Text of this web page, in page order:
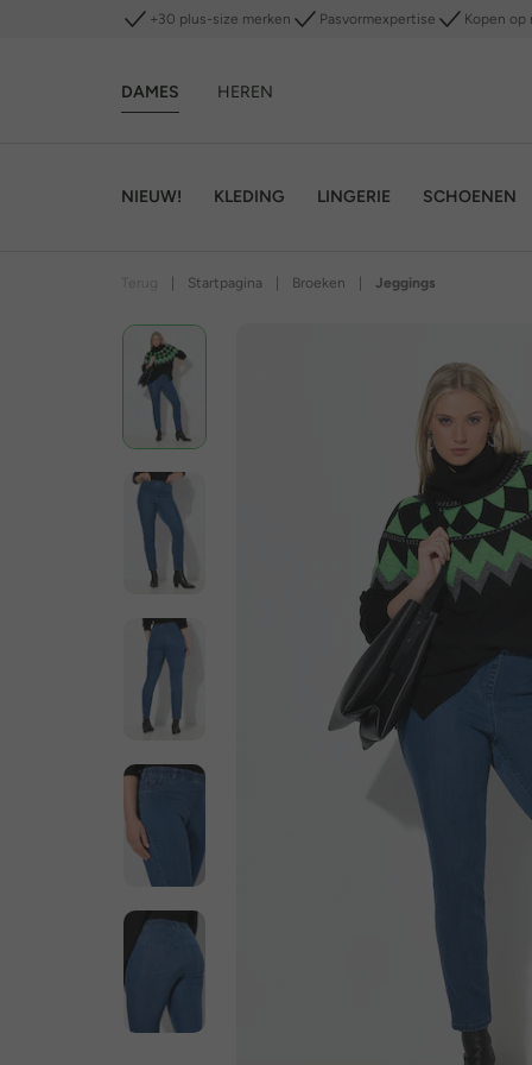
+30 plus-size merken Pasvormexpertise Kopen op
DAMES HEREN
NIEUW! KLEDING LINGERIE SCHOENEN
Startpagina Broeken Jeggings